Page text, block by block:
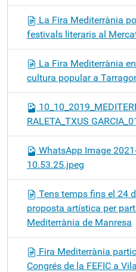
La Fira Mediterrània
festivals literaris al
La Fira Mediterrània
cultura popular a
RALETA_TXUS
WhatsApp Image
10.53.25.jpeg
Tens temps fins el 24
proposta artística per
Mediterrània de Manresa
Fira Mediterrània
Congrés de la FEFIC a